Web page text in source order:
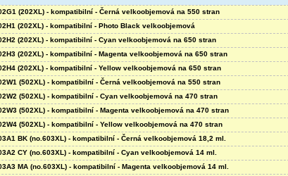
(202XL) - kompatibilní - Černá velkoobjemová na 550 stran
(202XL) - kompatibilní - Photo Black velkoobjemová
(202XL) - kompatibilní - Cyan velkoobjemová na 650 stran
(202XL) - kompatibilní - Magenta velkoobjemová na 650 stran
(202XL) - kompatibilní - Yellow velkoobjemová na 650 stran
(502XL) - kompatibilní - Černá velkoobjemová na 550 stran
(502XL) - kompatibilní - Cyan velkoobjemová na 470 stran
(502XL) - kompatibilní - Magenta velkoobjemová na 470 stran
(502XL) - kompatibilní - Yellow velkoobjemová na 470 stran
BK (no.603XL) - kompatibilní - Černá velkoobjemová 18,2 ml.
CY (no.603XL) - kompatibilní - Cyan velkoobjemová 14 ml.
MA (no.603XL) - kompatibilní - Magenta velkoobjemová 14 ml.